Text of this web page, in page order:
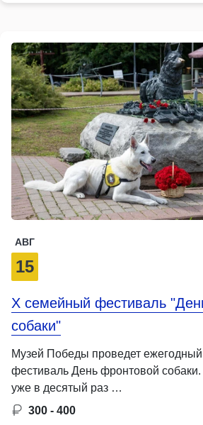
АВГ
15
X семейный фестиваль
собаки"
Музей Победы проведет
фестиваль День фронтовой
уже в десятый раз …
300 - 400